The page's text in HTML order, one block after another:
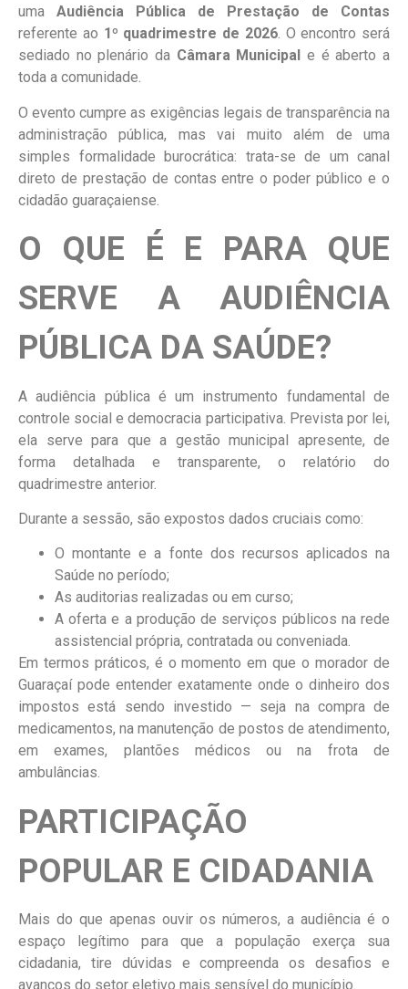
uma Audiência Pública de Prestação de Contas
referente ao 1º quadrimestre de 2026. O encontro será
sediado no plenário da Câmara Municipal e é aberto a
toda a comunidade.
O evento cumpre as exigências legais de transparência na
administração pública, mas vai muito além de uma
simples formalidade burocrática: trata-se de um canal
direto de prestação de contas entre o poder público e o
cidadão guaraçaiense.
O QUE É E PARA QUE
SERVE A AUDIÊNCIA
PÚBLICA DA SAÚDE?
A audiência pública é um instrumento fundamental de
controle social e democracia participativa. Prevista por lei,
ela serve para que a gestão municipal apresente, de
forma detalhada e transparente, o relatório do
quadrimestre anterior.
Durante a sessão, são expostos dados cruciais como:
O montante e a fonte dos recursos aplicados na
Saúde no período;
As auditorias realizadas ou em curso;
A oferta e a produção de serviços públicos na rede
assistencial própria, contratada ou conveniada.
Em termos práticos, é o momento em que o morador de
Guaraçaí pode entender exatamente onde o dinheiro dos
impostos está sendo investido — seja na compra de
medicamentos, na manutenção de postos de atendimento,
em exames, plantões médicos ou na frota de
ambulâncias.
PARTICIPAÇÃO
POPULAR E CIDADANIA
Mais do que apenas ouvir os números, a audiência é o
espaço legítimo para que a população exerça sua
cidadania, tire dúvidas e compreenda os desafios e
avanços do setor eletivo mais sensível do município.